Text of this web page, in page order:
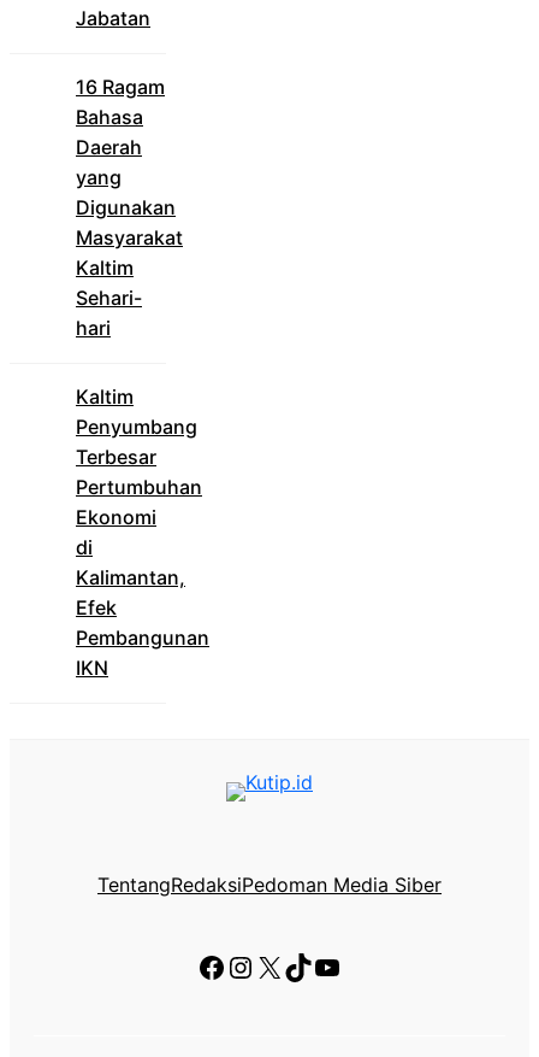
Jabatan
16 Ragam
Bahasa
Daerah
yang
Digunakan
Masyarakat
Kaltim
Sehari-
hari
Kaltim
Penyumbang
Terbesar
Pertumbuhan
Ekonomi
di
Kalimantan,
Efek
Pembangunan
IKN
TentangRedaksiPedoman Media Siber
Facebook
Instagram
X TikTok
YouTube